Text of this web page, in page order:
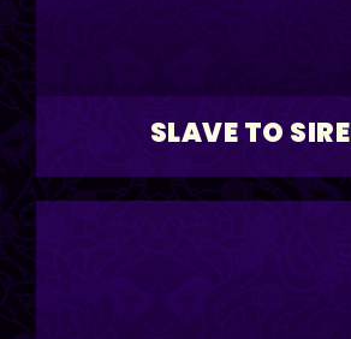
SLAVE TO